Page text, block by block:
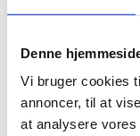
Denne
Vi bruger cookies
annoncer, til at
at analysere